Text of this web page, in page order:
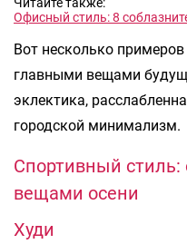
Читайте также:
Офисный стиль: 8
Вот несколько
главными вещами
эклектика,
городской минимализм.
Спортивный
вещами осени
Худи